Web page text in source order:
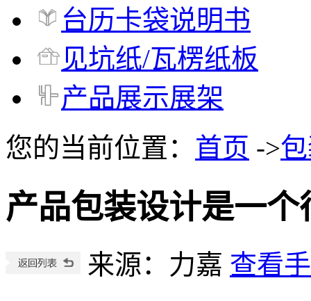
台历卡袋说明书
见坑纸/瓦楞纸板
产品展示展架
您的当前位置： 首页 ->
产品包装设计是一个
来源：力嘉 查看